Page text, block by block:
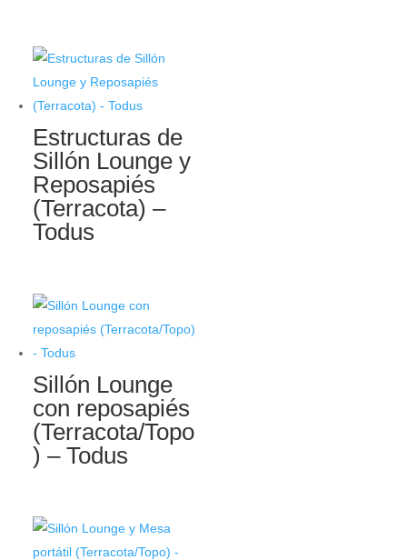
Estructuras de
Sillón Lounge y
Reposapiés
(Terracota) –
Todus
Sillón Lounge
con reposapiés
(Terracota/Topo
) – Todus